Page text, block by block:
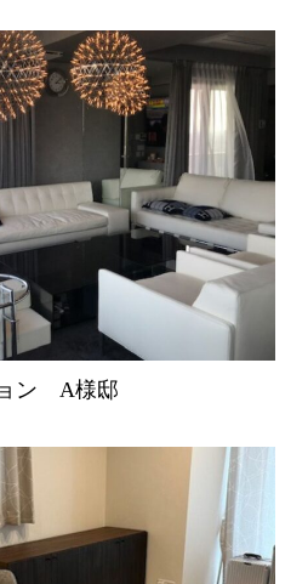
ン A様邸